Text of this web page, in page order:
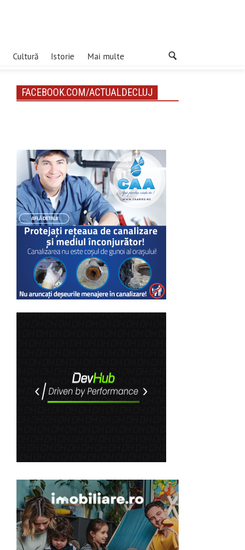
Cultură Istorie Mai multe
FACEBOOK.COM/ACTUALDECLUJ